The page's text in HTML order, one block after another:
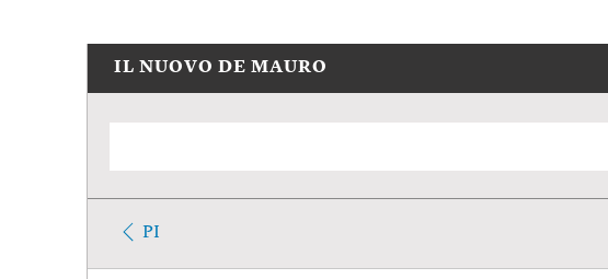
IL NUOVO DE MAURO
PI